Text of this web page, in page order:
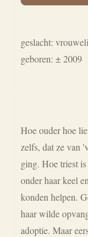
geslacht:
geboren: ± 2009
Hoe ouder hoe
zelfs, dat ze van
ging. Hoe triest
onder haar keel
konden helpen.
haar wilde
adoptie. Maar